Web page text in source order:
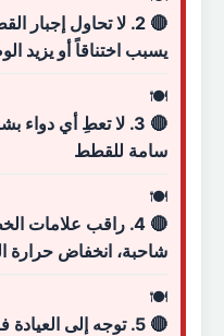
🔴 2. لا تحاول
يسبب اختناقاً أو يزيد
🔴 3. لا تعطِ أي
سامة للقطط
🔴 4. راقب علامات
شاحبة، انخفاض حرارة
🔴 5. توجه إلى